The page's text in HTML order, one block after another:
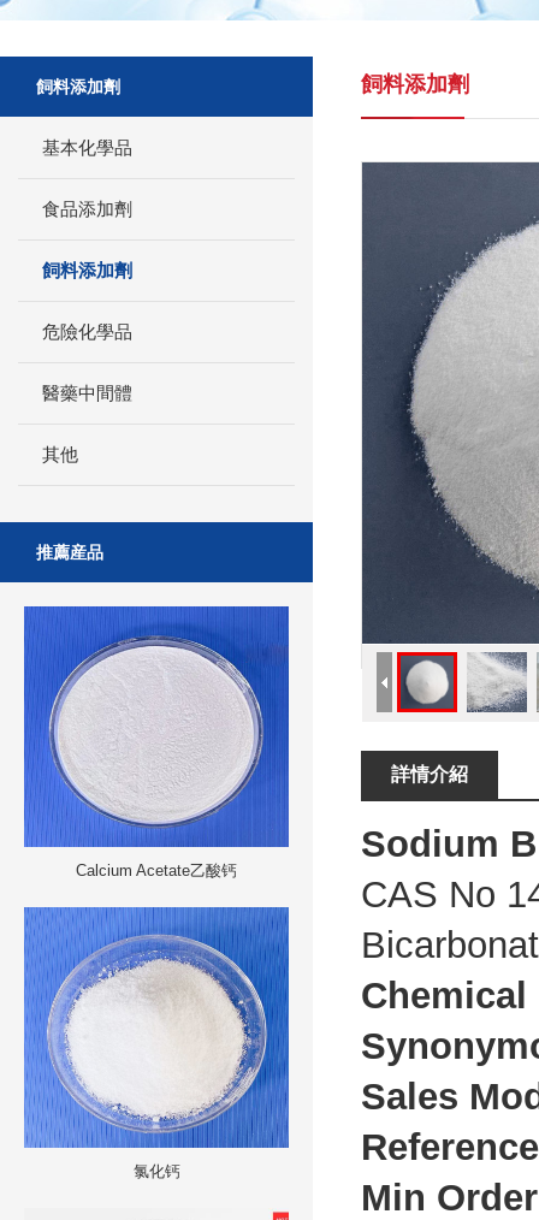
飼料添加劑
基本化學品
食品添加劑
飼料添加劑
危險化學品
醫藥中間體
其他
推薦産品
Calcium Acetate乙酸钙
氯化钙
飼料添加劑
詳情介紹
Sodium B
CAS No
Chemical
Sales
Min